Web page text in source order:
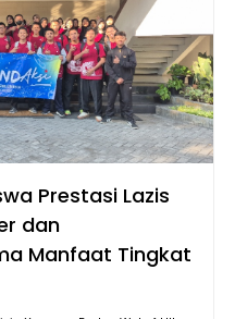
Prestasi Lazis
dan
Manfaat Tingkat